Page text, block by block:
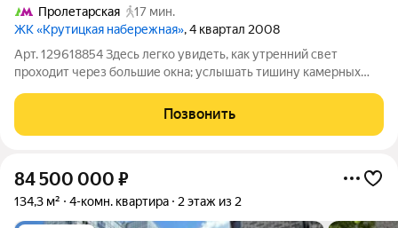
Пролетарская
17 мин.
ЖК «Крутицкая набережная», 4 квартал 2008
Арт. 129618854 Здесь легко увидеть, как утренний свет
проходит через большие окна; услышать тишину камерных
метровых потолков. Планировка «как надо»: мастер-спальня с
гардеробной и с/у, две
Позвонить
84 500 000 ₽
134,3 м² 4-комн. квартира 2 этаж из 2